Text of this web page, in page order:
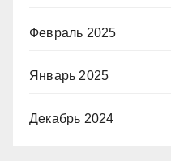
Февраль 2025
Январь 2025
Декабрь 2024